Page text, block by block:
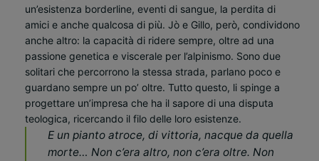
un’esistenza borderline, eventi di sangue, la perdita di
amici e anche qualcosa di più. Jò e Gillo, però, condividono
anche altro: la capacità di ridere sempre, oltre ad una
passione genetica e viscerale per l’alpinismo. Sono due
solitari che percorrono la stessa strada, parlano poco e
guardano sempre un po’ oltre. Tutto questo, li spinge a
progettare un’impresa che ha il sapore di una disputa
teologica, ricercando il filo delle loro esistenze.
E un pianto atroce, di vittoria, nacque da quella
morte… Non c’era altro, non c’era oltre. Non